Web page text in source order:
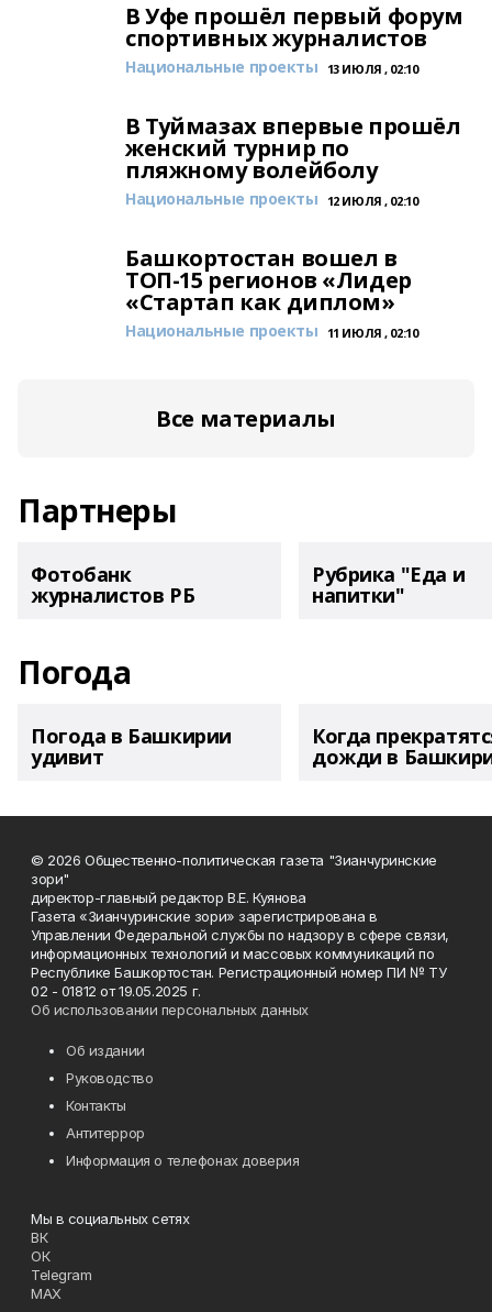
В Уфе прошёл первый форум
спортивных журналистов
Национальные проекты 13 ИЮЛЯ , 02:10
В Туймазах впервые прошёл
женский турнир по
пляжному волейболу
Национальные проекты 12 ИЮЛЯ , 02:10
Башкортостан вошел в
ТОП-15 регионов «Лидер
«Стартап как диплом»
Национальные проекты 11 ИЮЛЯ , 02:10
Все материалы
Партнеры
Фотобанк
журналистов РБ
Рубрика "Еда и
напитки"
Погода
Погода в Башкирии
удивит
Когда
дожди в
© 2026 Общественно-политическая газета "Зианчуринские
зори"
директор-главный редактор В.Е. Куянова
Газета «Зианчуринские зори» зарегистрирована в
Управлении Федеральной службы по надзору в сфере связи,
информационных технологий и массовых коммуникаций по
Республике Башкортостан. Регистрационный номер ПИ № ТУ
02 - 01812 от 19.05.2025 г.
Об использовании персональных данных
Об издании
Руководство
Контакты
Антитеррор
Информация о телефонах доверия
Мы в социальных сетях
ВК
ОК
Telegram
MAX